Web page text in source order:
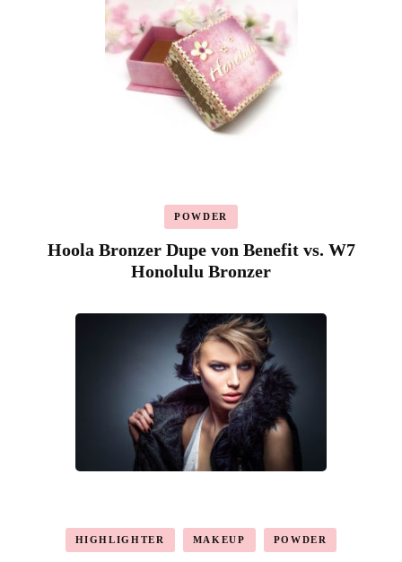
POWDER
Hoola Bronzer Dupe von Benefit vs. W7
Honolulu Bronzer
HIGHLIGHTER MAKEUP POWDER